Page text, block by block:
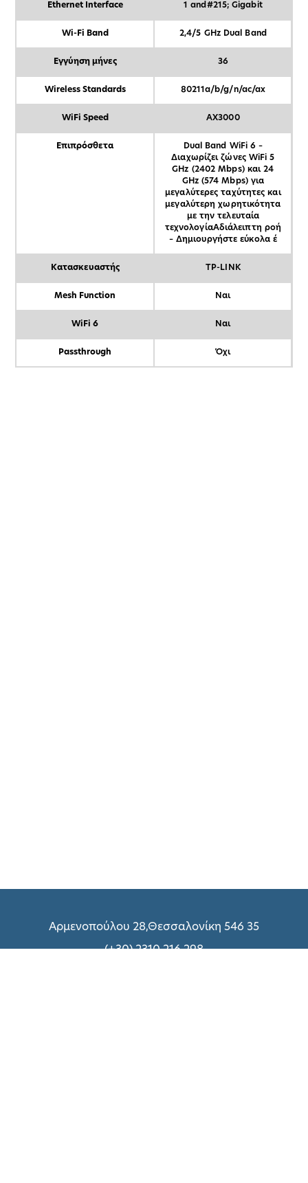
Ethernet Interface 1 and#215; Gigabit
Wi-Fi Band 2,4/5 GHz Dual Band
Εγγύηση μήνες 36
Wireless Standards 80211a/b/g/n/ac/ax
WiFi Speed AX3000
Επιπρόσθετα
Dual Band WiFi 6 –
Διαχωρίζει ζώνες WiFi 5
GHz (2402 Mbps) και 24
GHz (574 Mbps) για
μεγαλύτερες ταχύτητες και
μεγαλύτερη χωρητικότητα
με την τελευταία
τεχνολογίαΑδιάλειπτη ροή
– Δημιουργήστε εύκολα έ
Κατασκευαστής TP-LINK
Mesh Function Ναι
WiFi 6 Ναι
Passthrough Όχι
Αρμενοπούλου 28,Θεσσαλονίκη 546 35
(+30) 2310 216 298